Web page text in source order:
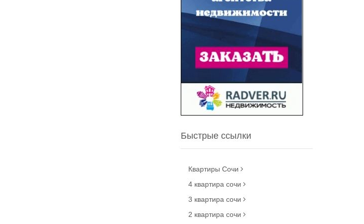
Быстрые ссылки
Квартиры Сочи
4 квартира сочи
3 квартира сочи
2 квартира сочи